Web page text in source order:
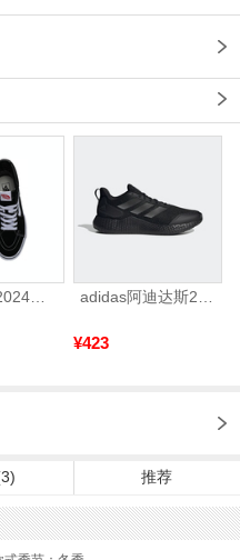
¥423
推荐